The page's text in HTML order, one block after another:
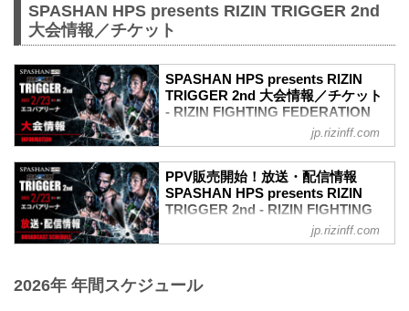
SPASHAN HPS presents RIZIN TRIGGER 2nd
大会情報／チケット
SPASHAN HPS presents RIZIN
TRIGGER 2nd 大会情報／チケット
- RIZIN FIGHTING FEDERATION
【Trailer】SPASHAN HPS presents
RIZIN TRIGGER 2nd
youtu.be
日時
jp.rizinff.com
PPV販売開始！放送・配信情報
SPASHAN HPS presents RIZIN
TRIGGER 2nd - RIZIN FIGHTING
FEDERATION オフィシャルサイト
RIZIN TRIGGER 2ndの放送・配信情報を
jp.rizinff.com
2026年 年間スケジュール